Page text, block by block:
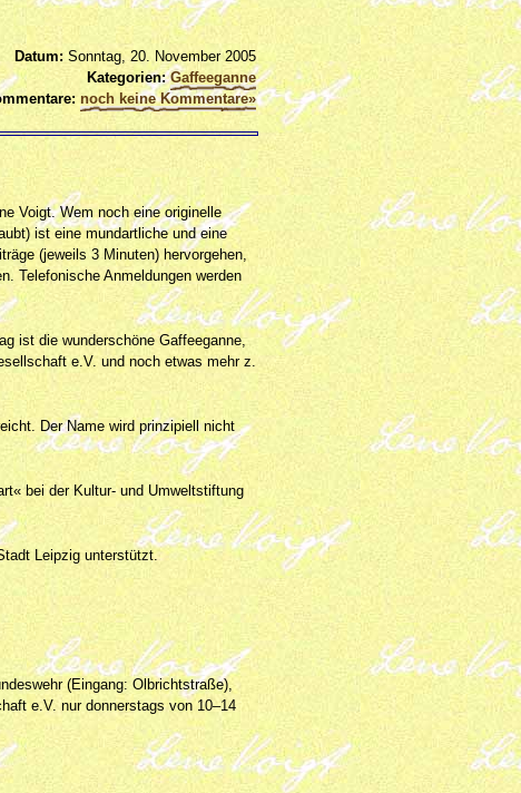
Datum: Sonntag, 20. November 2005
Kategorien: Gaffeeganne
noch keine Kommentare»
Voigt. Wem noch eine originelle
ist eine mundartliche und eine
(jeweils 3 Minuten) hervorgehen,
Telefonische Anmeldungen werden
ist die wunderschöne Gaffeeganne,
e.V. und noch etwas mehr z.
Der Name wird prinzipiell nicht
bei der Kultur- und Umweltstiftung
Leipzig unterstützt.
(Eingang: Olbrichtstraße),
e.V. nur donnerstags von 10–14